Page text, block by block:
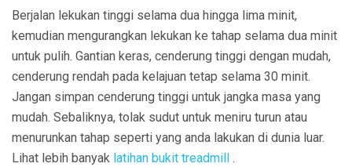
Berjalan lekukan tinggi selama dua hingga lima minit,
kemudian mengurangkan lekukan ke tahap selama dua minit
untuk pulih. Gantian keras, cenderung tinggi dengan mudah,
cenderung rendah pada kelajuan tetap selama 30 minit.
Jangan simpan cenderung tinggi untuk jangka masa yang
mudah. Sebaliknya, tolak sudut untuk meniru turun atau
menurunkan tahap seperti yang anda lakukan di dunia luar.
Lihat lebih banyak latihan bukit treadmill .